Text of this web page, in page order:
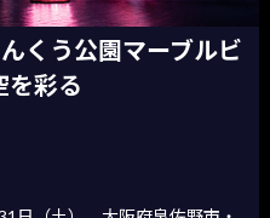
くう公園マーブルビ
を彩る